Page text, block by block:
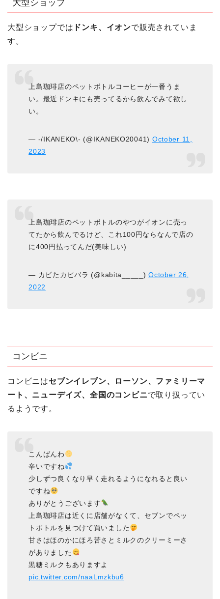
大型ショップ
大型ショップでは ドンキ、イオンで販売されていま
す。
上島珈琲店のペットボトルコーヒーが一番うま
い。最近ドンキにも売ってるから飲んでみて欲し
い。
— -/IKANEKO\- (@IKANEKO20041) October 11,
2023
上島珈琲店のペットボトルのやつがイオンに売っ
てたから飲んでるけど、これ100円ならなんで店の
に400円払ってんだ(美味しい)
— カビたカピバラ (@kabita_____)October 26,
2022
コンビニ
コンビニはセブンイレブン、ローソン、ファミリーマ
ート、ニューデイズ、全国のコンビニで取り扱ってい
るようです。
こんばんわ
辛いですね
少しずつ良くなり早く走れるようになれると良い
ですね
ありがとうございます
上島珈琲店は近くに店舗がなくて、セブンでペッ
トボトルを見つけて買いました
甘さはほのかにほろ苦さとミルクのクリーミーさ
がありました
黒糖ミルクもありますよ
pic.twitter.com/naaLmzkbu6